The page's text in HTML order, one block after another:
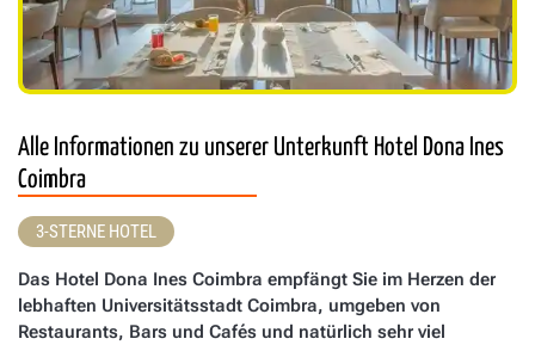
Alle Informationen zu unserer Unterkunft Hotel Dona Ines
Coimbra
3-STERNE HOTEL
Das Hotel Dona Ines Coimbra empfängt Sie im Herzen der
lebhaften Universitätsstadt Coimbra, umgeben von
Restaurants, Bars und Cafés und natürlich sehr viel